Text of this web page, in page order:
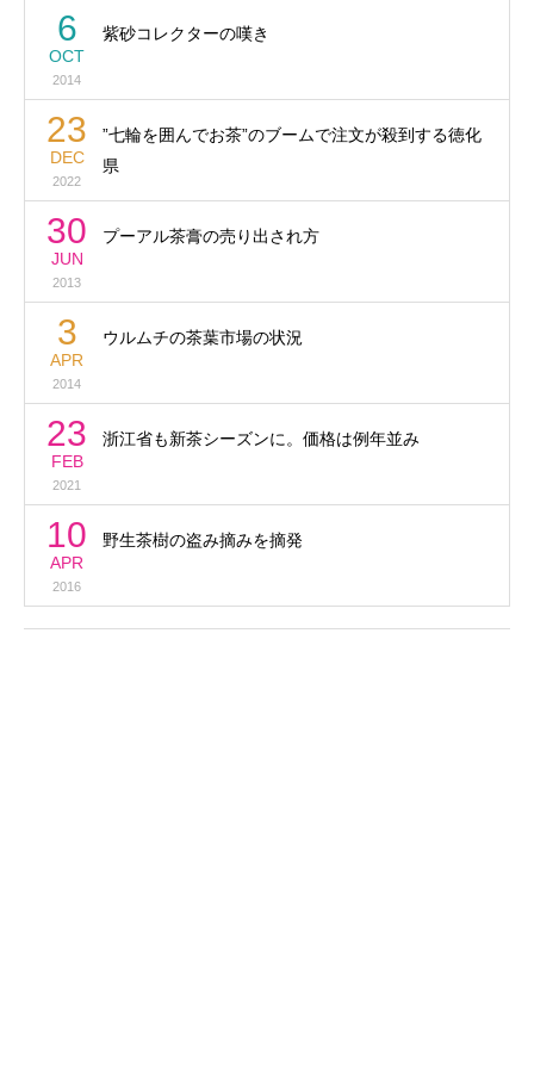
6
OCT
2014
紫砂コレクターの嘆き
23
DEC
2022
”七輪を囲んでお茶”のブームで注文が殺到する徳化
県
30
JUN
2013
プーアル茶膏の売り出され方
3
APR
2014
ウルムチの茶葉市場の状況
23
FEB
2021
浙江省も新茶シーズンに。価格は例年並み
10
APR
2016
野生茶樹の盗み摘みを摘発